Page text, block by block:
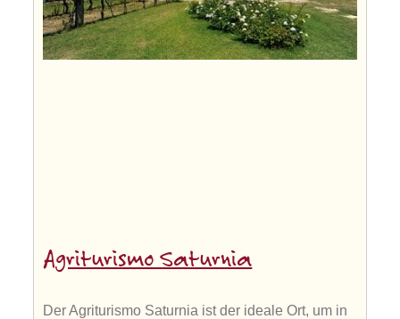
Agriturismo Saturnia
Der Agriturismo Saturnia ist der ideale Ort, um in